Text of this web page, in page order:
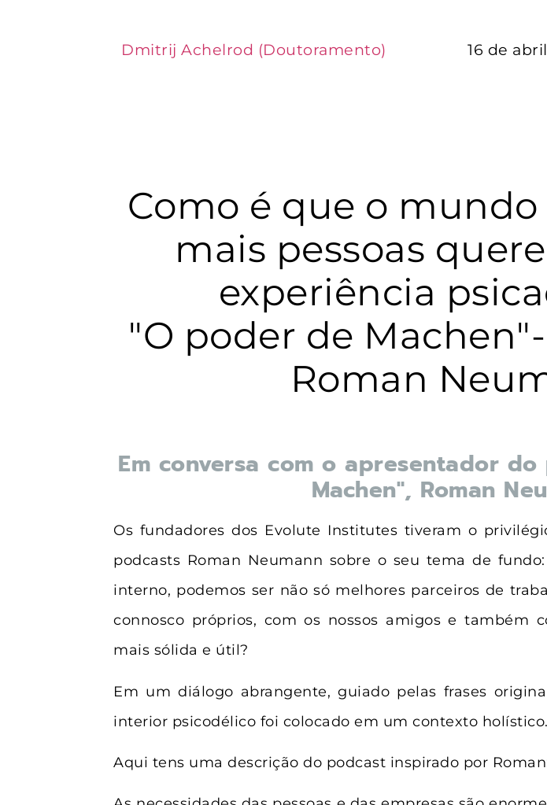
Dmitrij Achelrod (Doutoramento) 16 de
Como é que o
mais pessoas
experiência
"O poder de
Roman
Em conversa com o apresentador
Machen", Roman
Os fundadores dos Evolute Institutes tiveram o
podcasts Roman Neumann sobre o seu tema de
interno, podemos ser não só melhores parceiros de
connosco próprios, com os nossos amigos e também
mais sólida e útil?
Em um diálogo abrangente, guiado pelas frases
interior psicodélico foi colocado em um contexto holístico.
Aqui tens uma descrição do podcast inspirado por